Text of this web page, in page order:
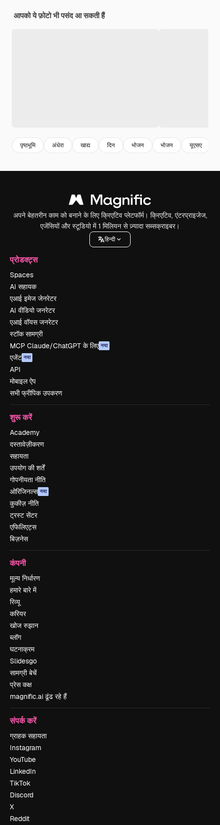
आपको ये फ़ोटो भी पसंद आ सकती हैं
पृष्ठभूमि अंधेरा खाद्य दिन भोजन भोजन यूएसए
अपने बेहतरीन काम को बनाने के लिए क्रिएटिव प्लेटफॉर्म। क्रिएटिव, एंटरप्राइजेज,
एजेंसियों और स्टूडियो में 1 मिलियन से ज़्यादा सब्सक्राइबर।
हिन्दी
प्रोडक्ट्स
Spaces
AI सहायक
एआई इमेज जेनरेटर
AI वीडियो जनरेटर
एआई वॉयस जनरेटर
स्टॉक सामग्री
MCP Claude/ChatGPT के लिए नया
एजेंट नया
API
मोबाइल ऐप
सभी फ्रीपिक उपकरण
शुरू करें
Academy
दस्तावेज़ीकरण
सहायता
उपयोग की शर्तें
गोपनीयता नीति
ओरिजिनल्स नया
कुकीज़ नीति
ट्रस्ट सेंटर
एफिलिएट्स
बिज़नेस
कंपनी
मूल्य निर्धारण
हमारे बारे में
रिव्यू
करियर
खोज रुझान
ब्लॉग
घटनाक्रम
Slidesgo
सामग्री बेचें
प्रेस कक्ष
magnific.ai ढूंढ रहे हैं
संपर्क करें
ग्राहक सहायता
Instagram
YouTube
LinkedIn
TikTok
Discord
X
Reddit